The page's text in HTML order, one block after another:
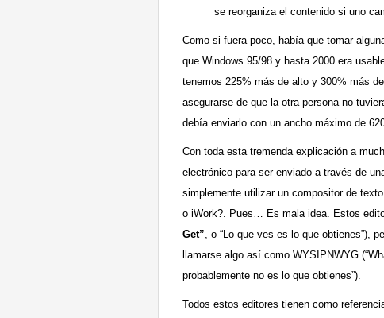
se reorganiza el contenido si uno
Como si fuera poco, había que tomar
que Windows 95/98 y hasta 2000 era
tenemos 225% más de alto y 300% más
asegurarse de que la otra persona no
debía enviarlo con un ancho máximo de
Con toda esta tremenda explicación a
electrónico para ser enviado a través de
simplemente utilizar un compositor de
o iWork?. Pues… Es mala idea. Estos
Get”, o “Lo que ves es lo que obtienes”),
llamarse algo así como WYSIPNWYG
probablemente no es lo que obtienes”).
Todos estos editores tienen como